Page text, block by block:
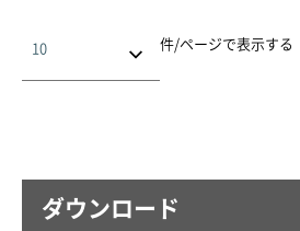
件/ページで表示する
ダウンロード